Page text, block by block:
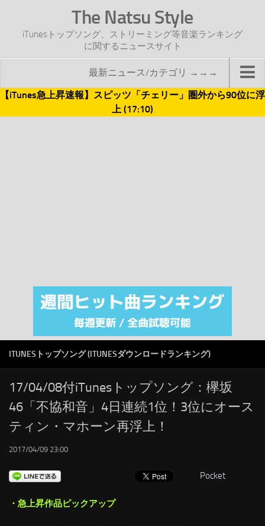
The Natsu Style
iTunesトップソング、ストリーミング等音楽ランキング
に関するニュースサイト
最新ニュース/カテゴリ →→→
TOP
注目カテゴリ
オリジナルiTunes週間トップソング
RSS
LINKS
【iTunes急上昇速報】スピッツ「チェリー」圏外から90位に浮
上 (17:10)
ITUNESトップソング (ITUNESダウンロードランキング)
17/04/08付iTunesトップソング：欅坂
46「不協和音」4日連続1位！3位にオース
ティン・マホーン再浮上！
2017/04/09 23:00
Pocket
・急上昇作品ピックアップ